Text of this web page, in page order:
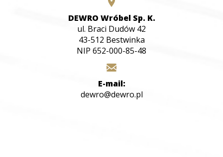
DEWRO Wróbel Sp. K.
ul. Braci Dudów 42
43-512 Bestwinka
NIP 652-000-85-48
E-mail:
dewro@dewro.pl